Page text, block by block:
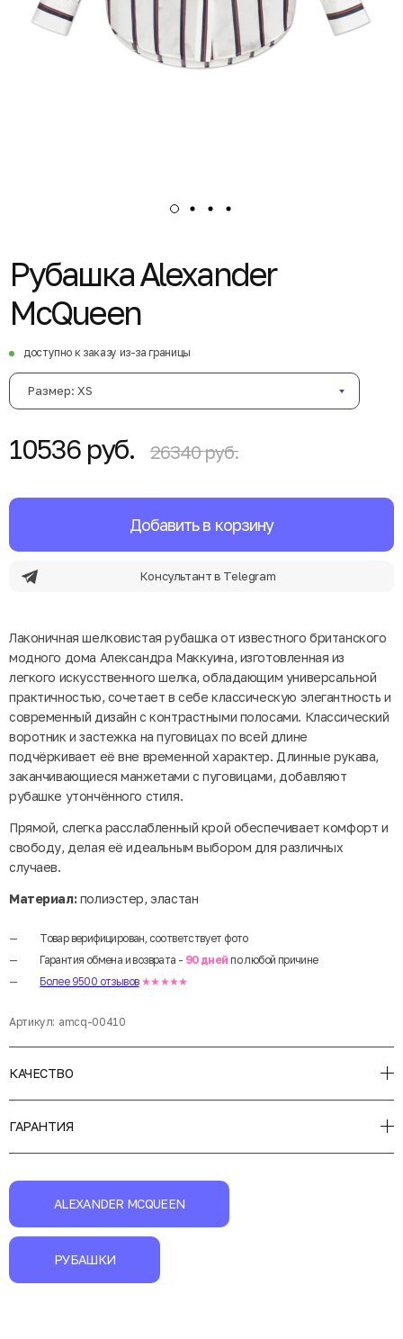
Рубашка Alexander
McQueen
доступно к заказу из-за границы
Размер: XS
10536 руб. 26340 руб.
Добавить в корзину
Консультант в Telegram
Лаконичная шелковистая рубашка от известного британского
модного дома Александра Маккуина, изготовленная из
легкого искусственного шелка, обладающим универсальной
практичностью, сочетает в себе классическую элегантность и
современный дизайн с контрастными полосами. Классический
воротник и застежка на пуговицах по всей длине
подчёркивает её вне временной характер. Длинные рукава,
заканчивающиеся манжетами с пуговицами, добавляют
рубашке утончённого стиля.
Прямой, слегка расслабленный крой обеспечивает комфорт и
свободу, делая её идеальным выбором для различных
случаев.
Материал:полиэстер, эластан
Товар верифицирован, соответствует фото
Гарантия обмена и возврата - 90 дней по любой причине
Более 9500 отзывов ★★★★★
Артикул: amcq-00410
КАЧЕСТВО
ГАРАНТИЯ
ALEXANDER MCQUEEN
РУБАШКИ